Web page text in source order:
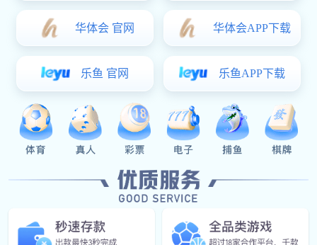
精致生活，帝朗卫浴